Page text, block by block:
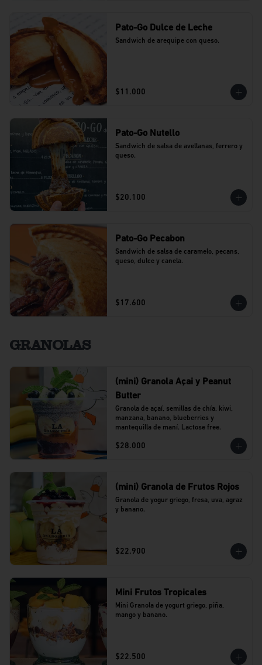
Pato-Go Dulce de Leche
Sandwich de arequipe con queso.
$11.000
Pato-Go Nutello
Sandwich de salsa de avellanas, ferrero y
queso.
$20.100
Pato-Go Pecabon
Sandwich de salsa de caramelo, pecans,
queso, dulce y canela.
$17.600
GRANOLAS
(mini) Granola Açai y Peanut
Butter
Granola de açaí, semillas de chía, kiwi,
manzana, banano, blueberries y
mantequilla de maní. Lactose free.
$28.000
(mini) Granola de Frutos Rojos
Granola de yogur griego, fresa, uva, agraz
y banano.
$22.900
Mini Frutos Tropicales
Mini Granola de yogurt griego, piña,
mango y banano.
$22.500